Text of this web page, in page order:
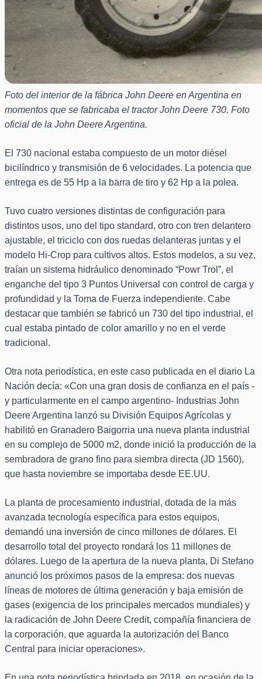
Foto del interior de la fábrica John Deere en Argentina en
momentos que se fabricaba el tractor John Deere 730. Foto
oficial de la John Deere Argentina.
El 730 nacional estaba compuesto de un motor diésel
bicilíndrico y transmisión de 6 velocidades. La potencia que
entrega es de 55 Hp a la barra de tiro y 62 Hp a la polea.
Tuvo cuatro versiones distintas de configuración para
distintos usos, uno del tipo standard, otro con tren delantero
ajustable, el triciclo con dos ruedas delanteras juntas y el
modelo Hi-Crop para cultivos altos. Estos modelos, a su vez,
traían un sistema hidráulico denominado “Powr Trol”, el
enganche del tipo 3 Puntos Universal con control de carga y
profundidad y la Toma de Fuerza independiente. Cabe
destacar que también se fabricó un 730 del tipo industrial, el
cual estaba pintado de color amarillo y no en el verde
tradicional.
Otra nota periodística, en este caso publicada en el diario La
Nación decía: «Con una gran dosis de confianza en el país -
y particularmente en el campo argentino- Industrias John
Deere Argentina lanzó su División Equipos Agrícolas y
habilitó en Granadero Baigorria una nueva planta industrial
en su complejo de 5000 m2, donde inició la producción de la
sembradora de grano fino para siembra directa (JD 1560),
que hasta noviembre se importaba desde EE.UU.
La planta de procesamiento industrial, dotada de la más
avanzada tecnología específica para estos equipos,
demandó una inversión de cinco millones de dólares. El
desarrollo total del proyecto rondará los 11 millones de
dólares. Luego de la apertura de la nueva planta, Di Stefano
anunció los próximos pasos de la empresa: dos nuevas
líneas de motores de última generación y baja emisión de
gases (exigencia de los principales mercados mundiales) y
la radicación de John Deere Credit, compañía financiera de
la corporación, que aguarda la autorización del Banco
Central para iniciar operaciones».